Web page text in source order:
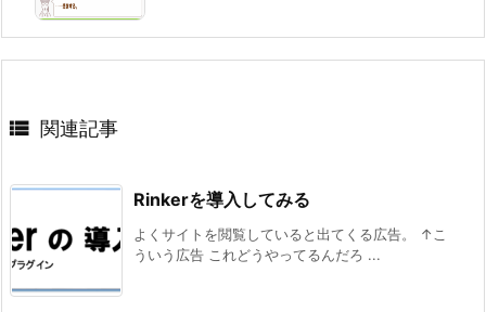
 関連記事
Rinkerを導入してみる
よくサイトを閲覧していると出てくる広告。 ↑こ
ういう広告 これどうやってるんだろ ...